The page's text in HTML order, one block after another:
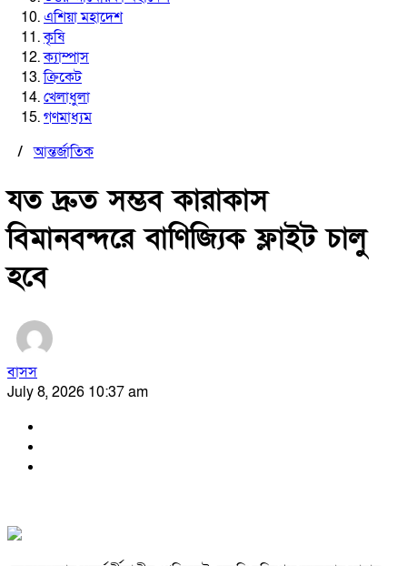
এশিয়া মহাদেশ
কৃষি
ক্যাম্পাস
ক্রিকেট
খেলাধুলা
গণমাধ্যম
/আন্তর্জাতিক
যত দ্রুত সম্ভব কারাকাস
বিমানবন্দরে বাণিজ্যিক ফ্লাইট চালু
হবে
বাসস
July 8, 2026 10:37 am